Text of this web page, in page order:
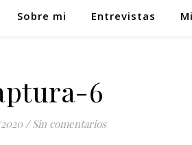
Sobre mi Entrevistas
6
/ Sin comentarios